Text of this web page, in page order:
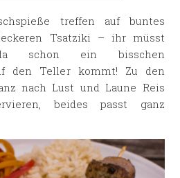
treffen auf buntes
Tsatziki – ihr müsst
schon ein bisschen
den Teller kommt! Zu den
nach Lust und Laune Reis
beides passt ganz